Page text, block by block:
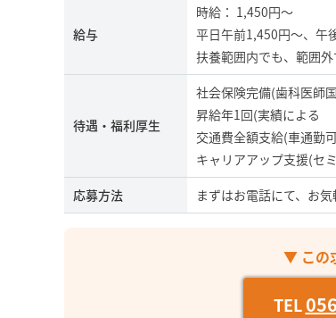
給与
時給： 1,450円～
平日午前1,450円～、午
扶養範囲内でも、範囲
待遇・福利厚生
社会保険完備(歯科医師
昇給年1回(実績による
交通費全額支給(車通勤
キャリアアップ支援(セ
応募方法
まずはお電話にて、お
▼ この
TEL